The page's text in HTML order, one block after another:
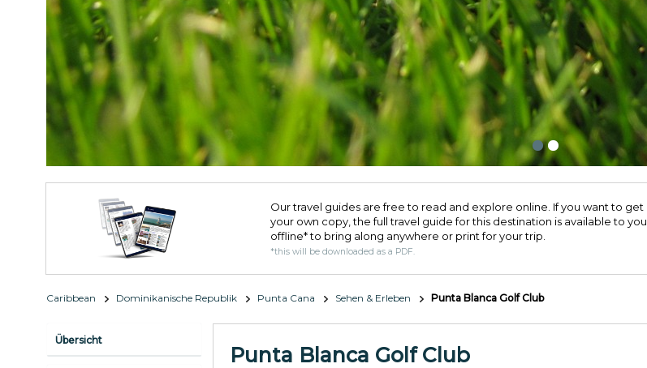
Our travel guides are free to read and explore online. If you want to get
your own copy, the full travel guide for this destination is available to you
offline* to bring along anywhere or print for your trip.​
*this will be downloaded as a PDF.
Caribbean Dominikanische Republik Punta Cana Sehen & Erleben Punta Blanca Golf Club
Übersicht
Punta Blanca Golf Club